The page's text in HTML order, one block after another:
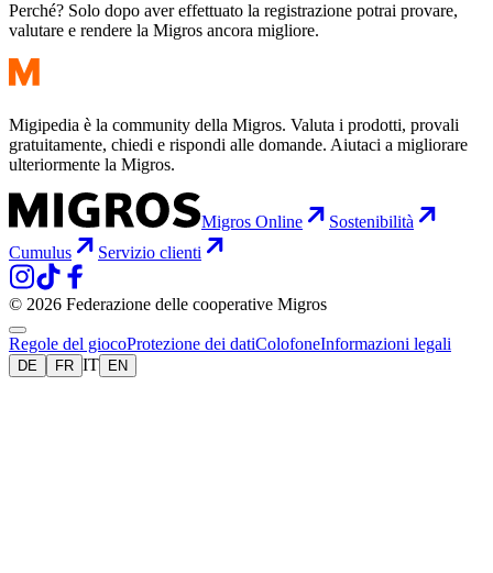
Perché? Solo dopo aver effettuato la registrazione potrai provare,
valutare e rendere la Migros ancora migliore.
Migipedia è la community della Migros. Valuta i prodotti, provali
gratuitamente, chiedi e rispondi alle domande. Aiutaci a migliorare
ulteriormente la Migros.
Migros Online
Sostenibilità
Cumulus
Servizio clienti
© 2026 Federazione delle cooperative Migros
Regole del giocoProtezione dei datiColofoneInformazioni legali
DE FR IT EN